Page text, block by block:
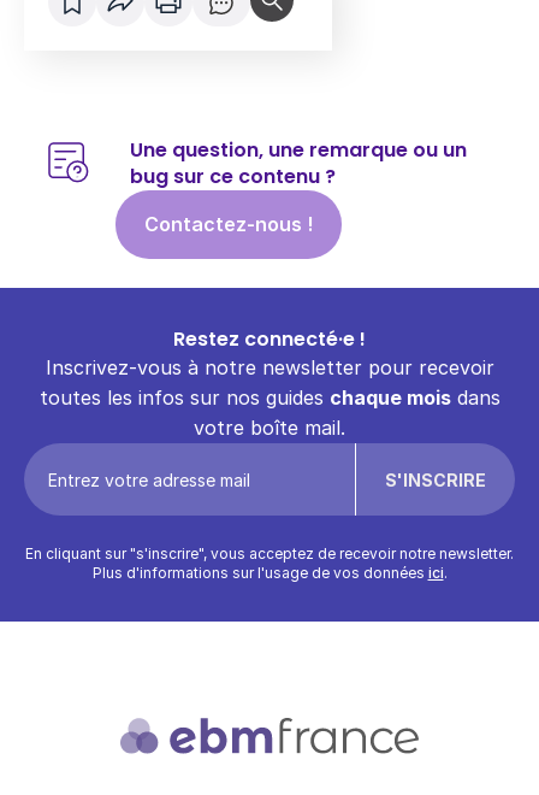
Une question, une remarque ou un
bug sur ce contenu ?
Contactez-nous !
Restez connecté·e !
Inscrivez-vous à notre newsletter pour recevoir
toutes les infos sur nos guides chaque moisdans
votre boîte mail.
En cliquant sur "s'inscrire", vous acceptez de recevoir notre newsletter.
Plus d'informations sur l'usage de vos données ici.